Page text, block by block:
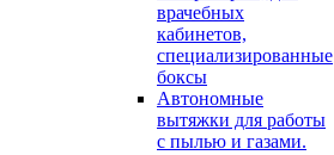
врачебных
кабинетов,
специализированные
боксы
Автономные
вытяжки для работы
с пылью и газами.